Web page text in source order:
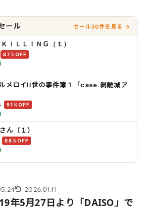
ール セール30件を見る →
ＩＬＬＩＮＧ（１）
87%OFF
メロイII世の事件簿 1 「case.剥離城ア
91%OFF
ん（１）
88%OFF
2026.01.11
年5月27日より「DAISO」で